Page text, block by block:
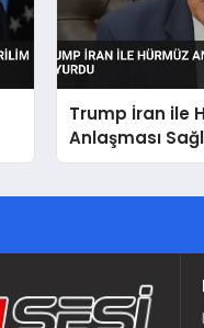
Trump İran ile
Anlaşması
Duyurdu